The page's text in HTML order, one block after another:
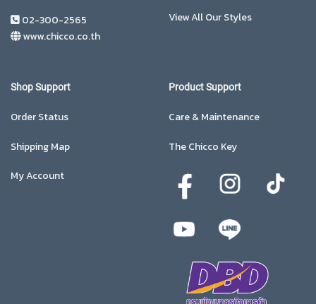
02-300-2565
www.chicco.co.th
View All Our Styles
Shop Support
Order Status
Shipping Map
My Account
Product Support
Care & Maintenance
The Chicco Key